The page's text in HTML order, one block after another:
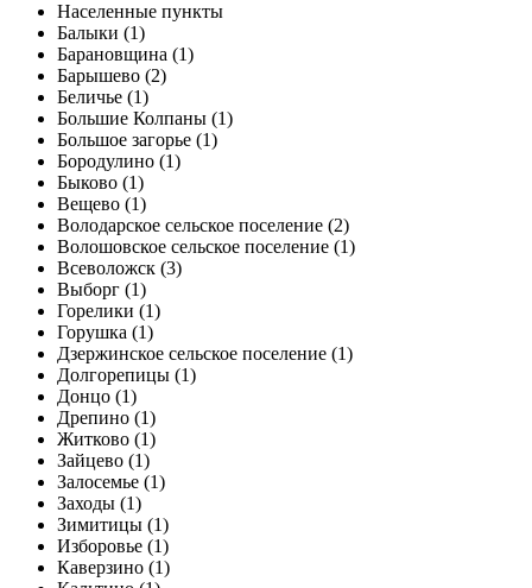
Населенные пункты
Балыки (1)
Барановщина (1)
Барышево (2)
Беличье (1)
Большие Колпаны (1)
Большое загорье (1)
Бородулино (1)
Быково (1)
Вещево (1)
Володарское сельское поселение (2)
Волошовское сельское поселение (1)
Всеволожск (3)
Выборг (1)
Горелики (1)
Горушка (1)
Дзержинское сельское поселение (1)
Долгорепицы (1)
Донцо (1)
Дрепино (1)
Житково (1)
Зайцево (1)
Залосемье (1)
Заходы (1)
Зимитицы (1)
Изборовье (1)
Каверзино (1)